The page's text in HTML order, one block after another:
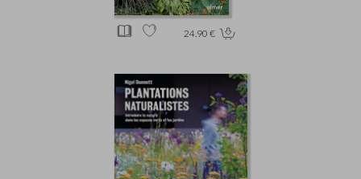
24.90 €